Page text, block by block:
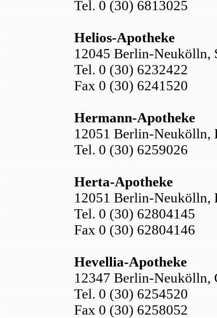
Tel. 0 (30) 6813025
Helios-Apotheke
12045 Berlin-Neukölln,
Tel. 0 (30) 6232422
Fax 0 (30) 6241520
Hermann-Apotheke
12051 Berlin-Neukölln,
Tel. 0 (30) 6259026
Herta-Apotheke
12051 Berlin-Neukölln,
Tel. 0 (30) 62804145
Fax 0 (30) 62804146
Hevellia-Apotheke
12347 Berlin-Neukölln,
Tel. 0 (30) 6254520
Fax 0 (30) 6258052